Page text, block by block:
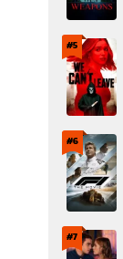
#5
#6
#7